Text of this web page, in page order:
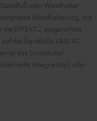
oder Wandhalter
Wandhalterung, mit
EFFEKT 2 ausgerichtet
die Standfüße K&M AC
ist das Stromkabel
nicht integrierbar) oder